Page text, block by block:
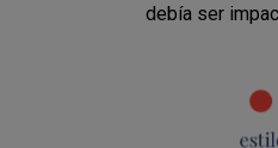
debía ser